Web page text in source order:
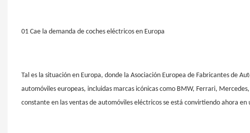
01 Cae la demanda de coches eléctricos en Europa
Tal es la situación en Europa, donde la Asociación Europea de Fabricantes de
automóviles europeas, incluidas marcas icónicas como BMW, Ferrari,
constante en las ventas de automóviles eléctricos se está convirtiendo ahora